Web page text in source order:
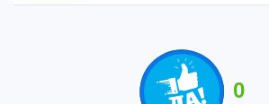
0